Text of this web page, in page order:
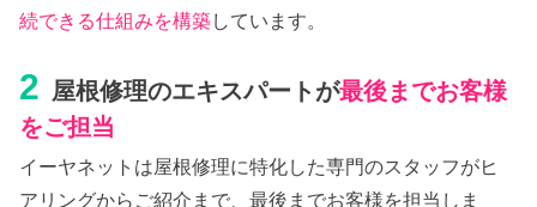
続できる仕組みを構築しています。
2 屋根修理のエキスパートが最後までお客様
をご担当
イーヤネットは屋根修理に特化した専門のスタッフがヒ
アリングからご紹介まで、最後までお客様を担当しま